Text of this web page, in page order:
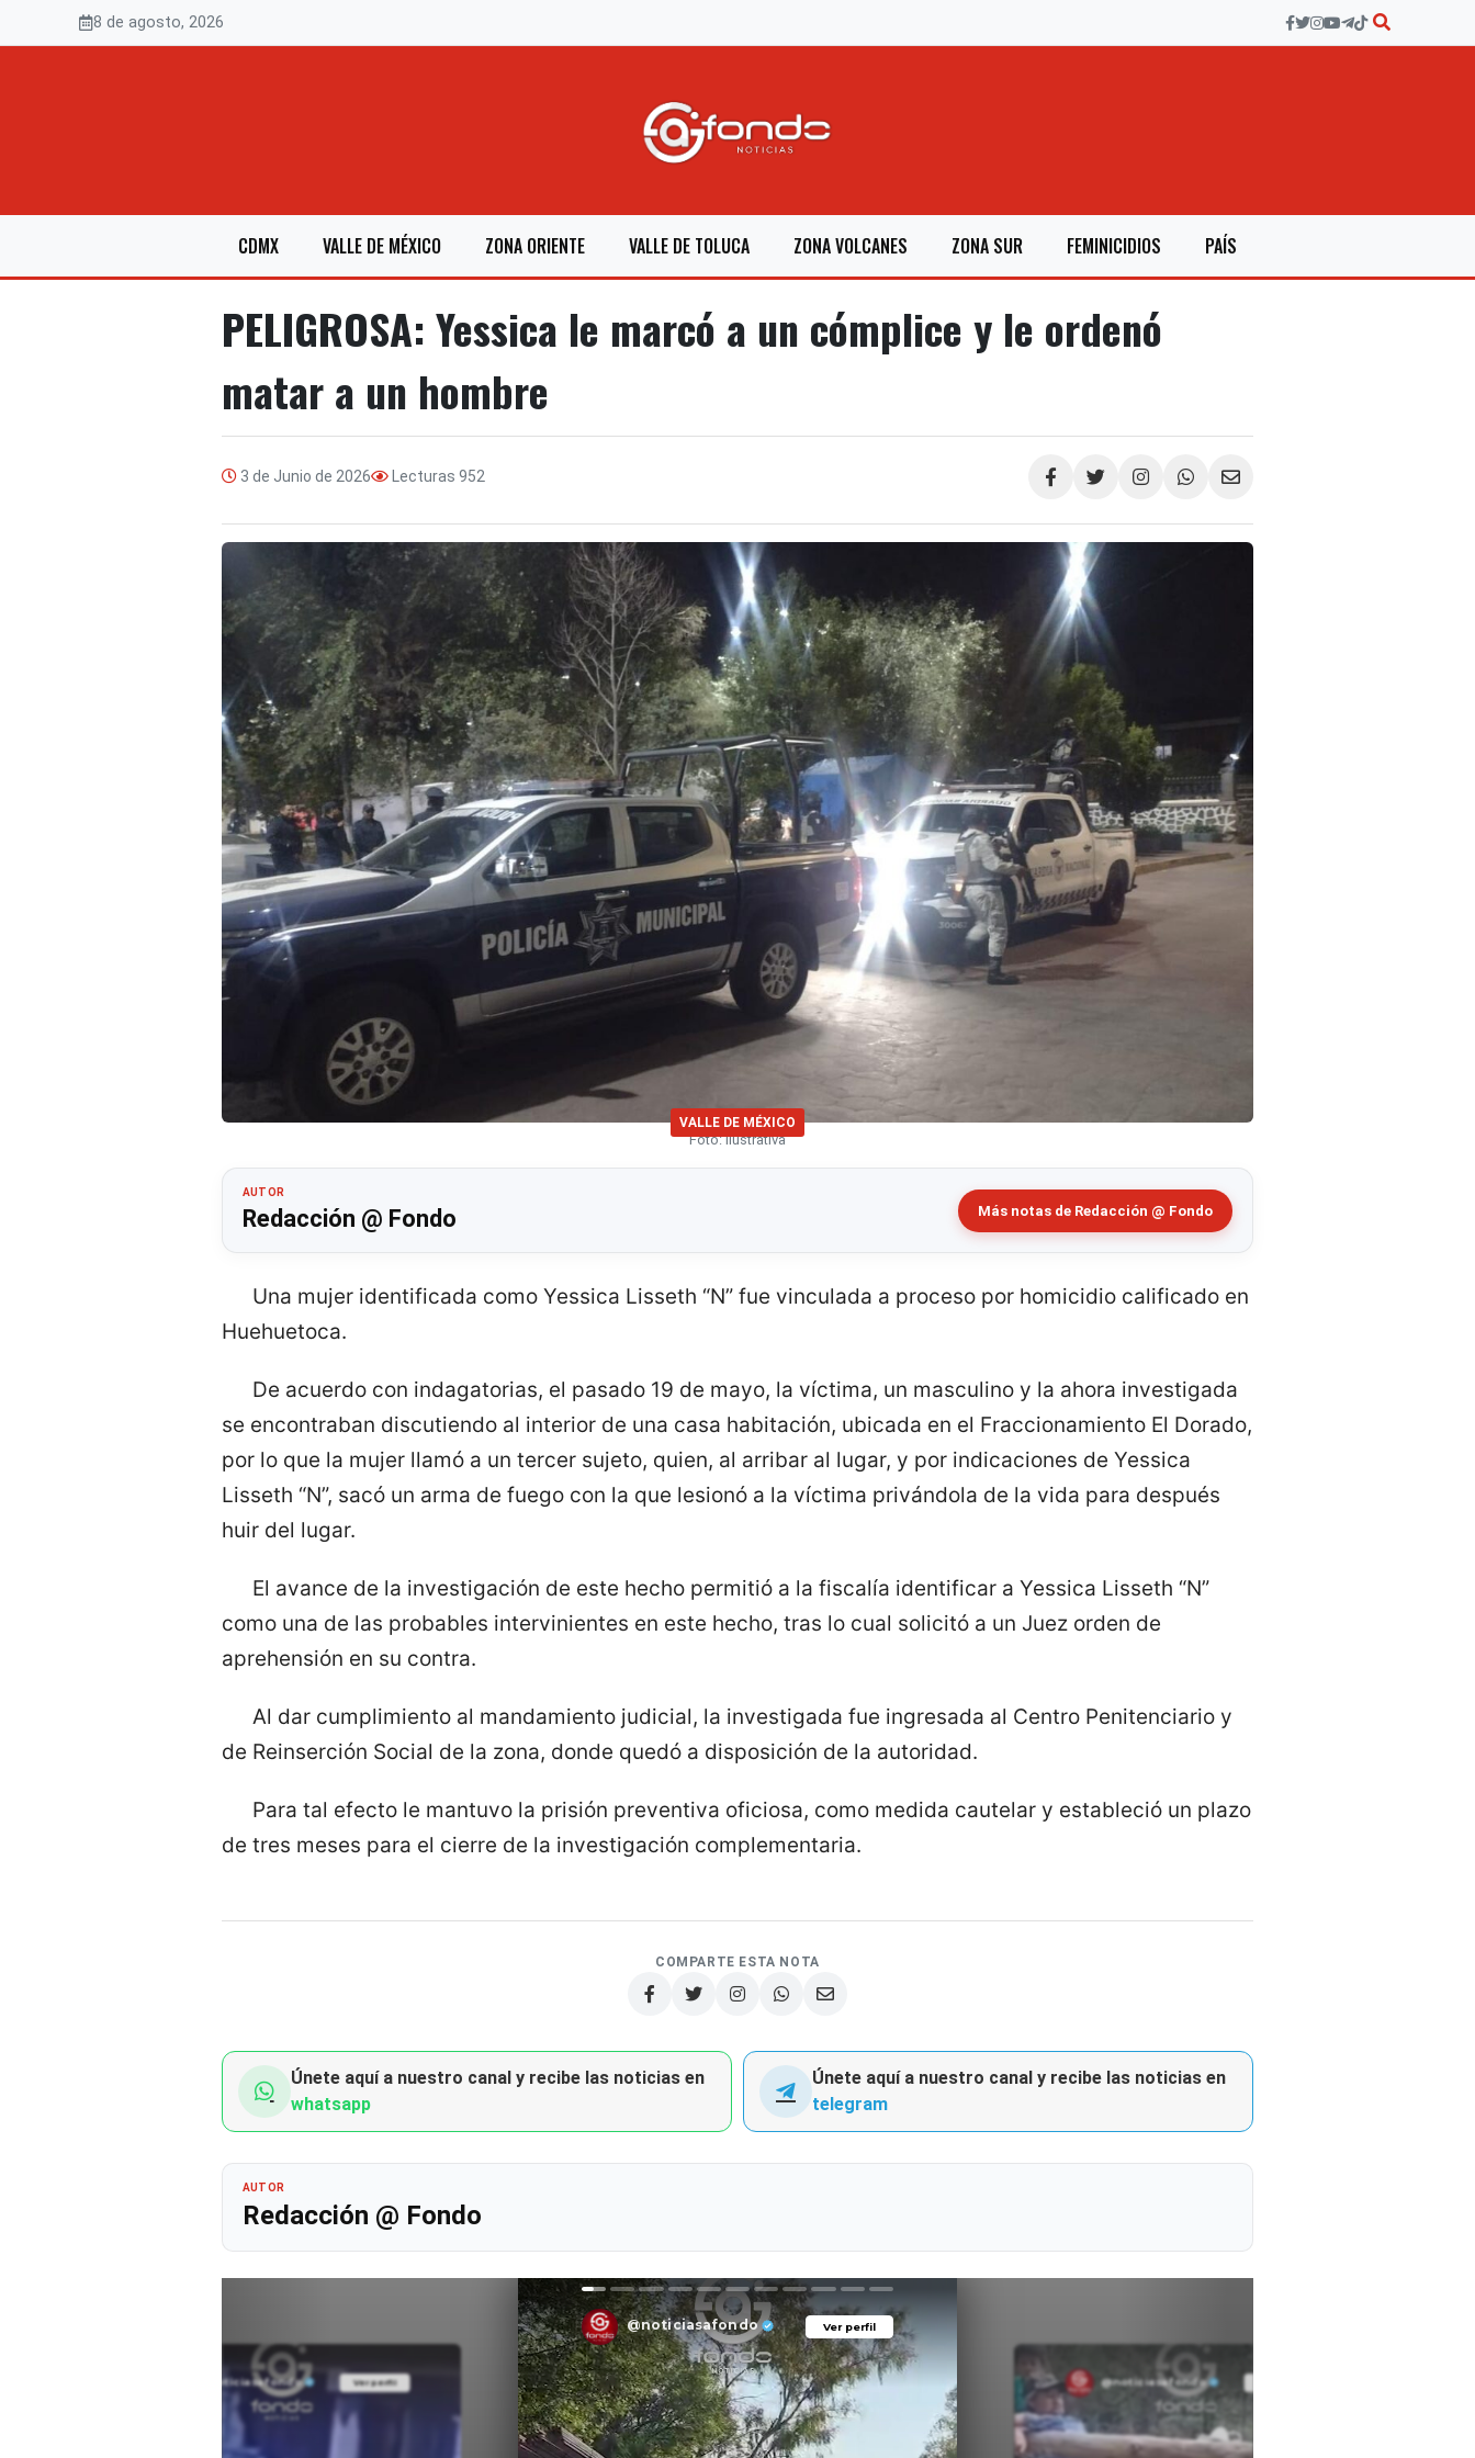
8 de agosto, 2026
CDMX VALLE DE MÉXICO ZONA ORIENTE VALLE DE TOLUCA ZONA VOLCANES ZONA SUR FEMINICIDIOS PAÍS
PELIGROSA: Yessica le marcó a un cómplice y le ordenó
matar a un hombre
3 de Junio de 2026 Lecturas 952
Compartir
VALLE DE MÉXICO
Foto: Ilustrativa
AUTOR
Redacción @ Fondo Más notas de Redacción @ Fondo
Una mujer identificada como Yessica Lisseth “N” fue vinculada a proceso por homicidio calificado en
Huehuetoca.
De acuerdo con indagatorias, el pasado 19 de mayo, la víctima, un masculino y la ahora investigada
se encontraban discutiendo al interior de una casa habitación, ubicada en el Fraccionamiento El Dorado,
por lo que la mujer llamó a un tercer sujeto, quien, al arribar al lugar, y por indicaciones de Yessica
Lisseth “N”, sacó un arma de fuego con la que lesionó a la víctima privándola de la vida para después
huir del lugar.
El avance de la investigación de este hecho permitió a la fiscalía identificar a Yessica Lisseth “N”
como una de las probables intervinientes en este hecho, tras lo cual solicitó a un Juez orden de
aprehensión en su contra.
Al dar cumplimiento al mandamiento judicial, la investigada fue ingresada al Centro Penitenciario y
de Reinserción Social de la zona, donde quedó a disposición de la autoridad.
Para tal efecto le mantuvo la prisión preventiva oficiosa, como medida cautelar y estableció un plazo
de tres meses para el cierre de la investigación complementaria.
COMPARTE ESTA NOTA
Únete aquí a nuestro canal y recibe las noticias en
whatsapp
Únete aquí a nuestro canal y recibe las noticias en
telegram
AUTOR
Redacción @ Fondo
Ver perfil
@noticiasafondo Ver perfil
@noticiasafondo
Ver perfil
@noticiasafondo Ver perfil